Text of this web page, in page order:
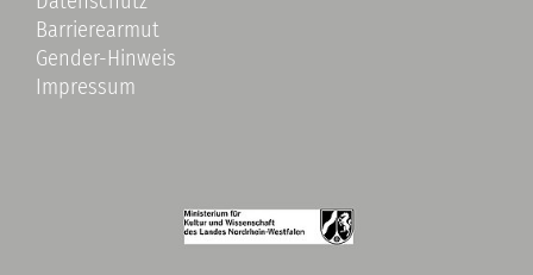
Barrierearmut
Gender-Hinweis
Impressum